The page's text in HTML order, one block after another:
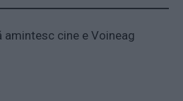
amintesc cine e Voineag